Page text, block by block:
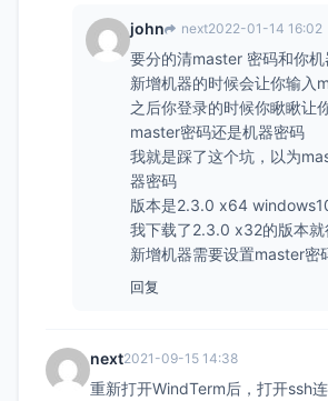
john next2022-01-14 16:02
要分的清master 密码和你
新增机器的时候会让你输入
之后你登录的时候你瞅瞅让
master密码还是机器密码
我就是踩了这个坑，以为
器密码
版本是2.3.0 x64
我下载了2.3.0 x32的版本就
新增机器需要设置master密
回复
next2021-09-15 14:38
重新打开WindTerm后，打开ssh